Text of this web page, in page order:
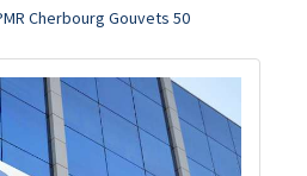
Cherbourg Gouvets 50